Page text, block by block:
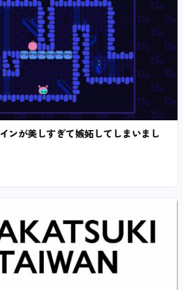
ンが美しすぎて嫉妬してしまいまし